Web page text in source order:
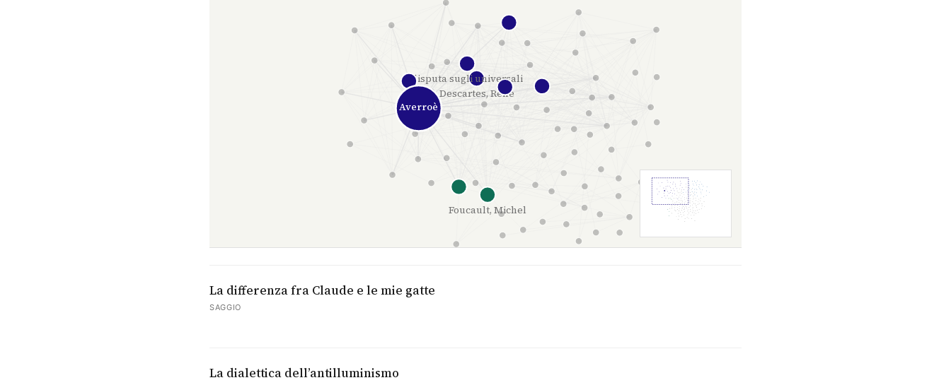
Descartes, René
disputa sugli universali
Foucault, Michel
Averroè
La differenza fra Claude e le mie gatte
SAGGIO
La dialettica dell’antilluminismo